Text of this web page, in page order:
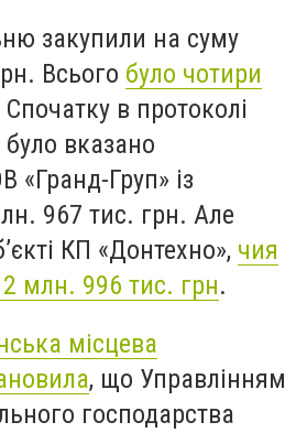
закупили на суму
Всього було чотири
Спочатку в протоколі
було вказано
«Гранд-Груп» із
967 тис. грн. Але
КП «Донтехно», чия
млн. 996 тис. грн.
місцева
, що Управлінням
господарства